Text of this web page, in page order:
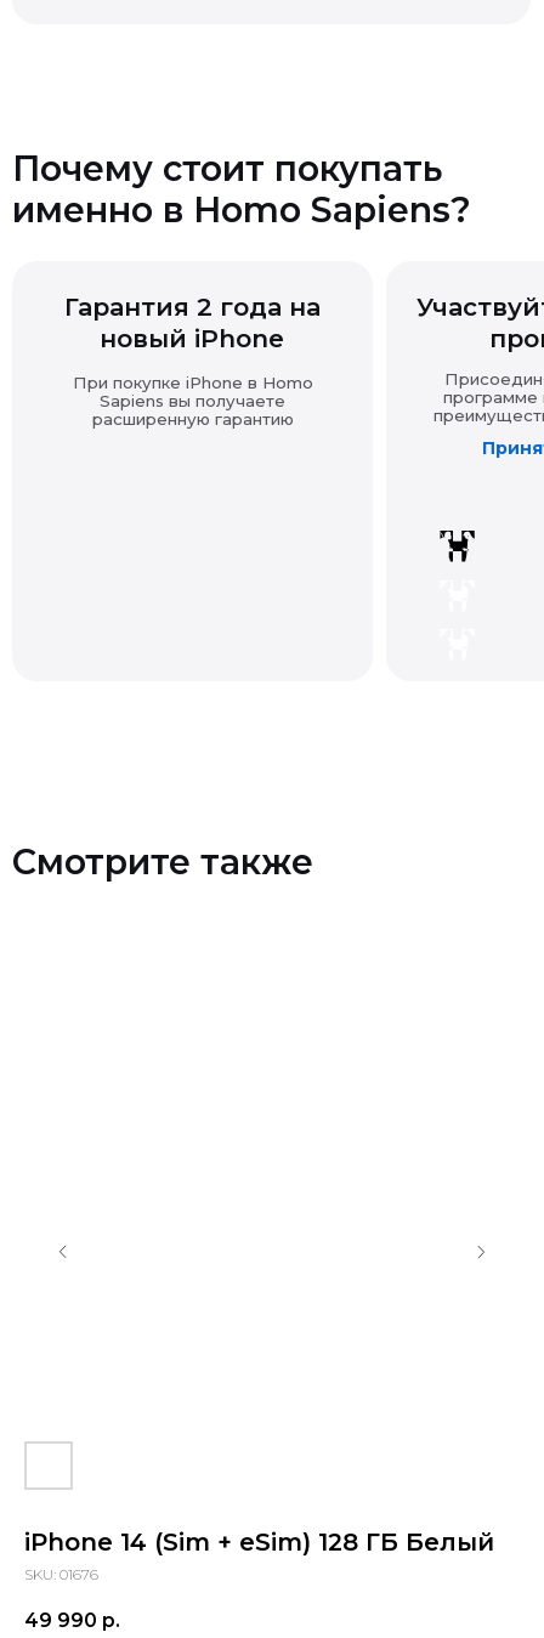
Возврат технически сложных товаров
Возврат товара надлежащего качества
При покупке iPhone в Homo
Sapiens вы получаете
расширенную гарантию
программе
iPhone 14 (Sim + eSim) 128 ГБ Белый
SKU: 01676
49 990 р.